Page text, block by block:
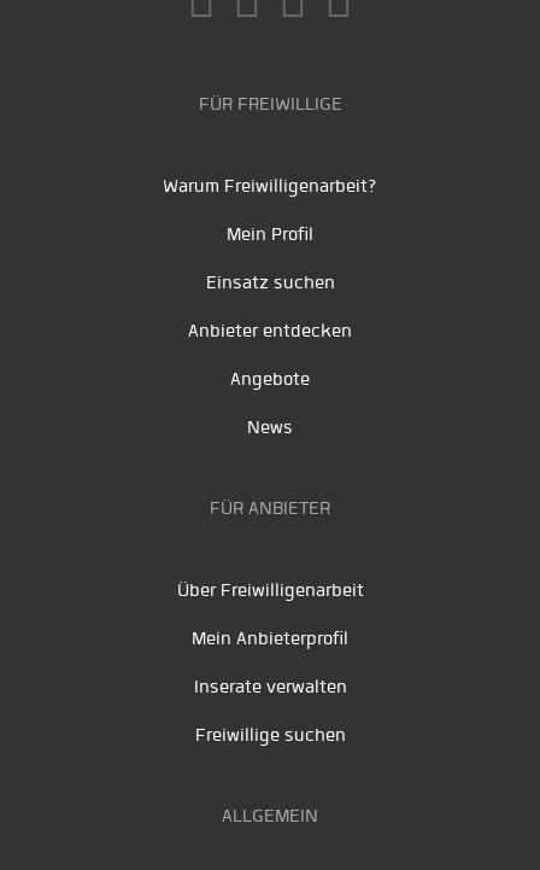
FÜR FREIWILLIGE
Warum Freiwilligenarbeit?
Mein Profil
Einsatz suchen
Anbieter entdecken
Angebote
News
FÜR ANBIETER
Über Freiwilligenarbeit
Mein Anbieterprofil
Inserate verwalten
Freiwillige suchen
ALLGEMEIN